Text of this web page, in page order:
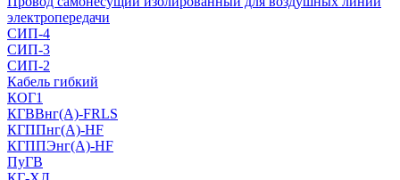
электропередачи
СИП-4
СИП-3
СИП-2
Кабель гибкий
КОГ1
КГВВнг(А)-FRLS
КГППнг(A)-HF
КГППЭнг(A)-HF
ПуГВ